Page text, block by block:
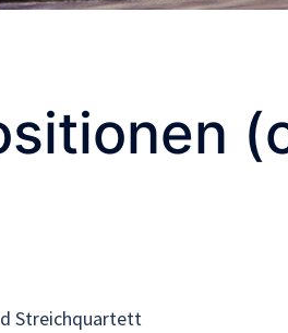
Streichquartett